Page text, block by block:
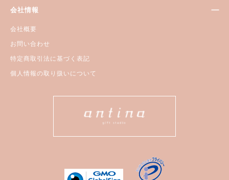
会社情報
会社概要
お問い合わせ
特定商取引法に基づく表記
個人情報の取り扱いについて